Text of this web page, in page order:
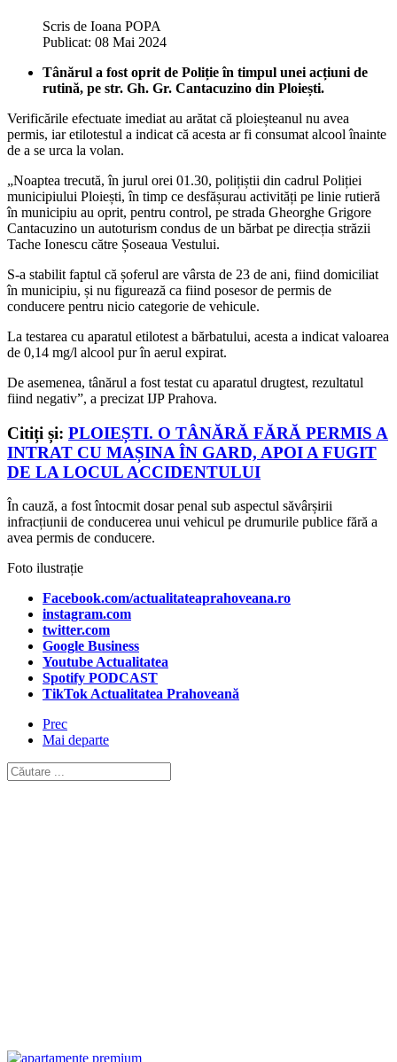
Scris de Ioana POPA
Publicat: 08 Mai 2024
Tânărul a fost oprit de Poliție în timpul unei acțiuni de
rutină, pe str. Gh. Gr. Cantacuzino din Ploiești.
Verificările efectuate imediat au arătat că ploieșteanul nu avea
permis, iar etilotestul a indicat că acesta ar fi consumat alcool înainte
de a se urca la volan.
„Noaptea trecută, în jurul orei 01.30, polițiștii din cadrul Poliției
municipiului Ploiești, în timp ce desfășurau activități pe linie rutieră
în municipiu au oprit, pentru control, pe strada Gheorghe Grigore
Cantacuzino un autoturism condus de un bărbat pe direcția străzii
Tache Ionescu către Șoseaua Vestului.
S-a stabilit faptul că șoferul are vârsta de 23 de ani, fiind domiciliat
în municipiu, și nu figurează ca fiind posesor de permis de
conducere pentru nicio categorie de vehicule.
La testarea cu aparatul etilotest a bărbatului, acesta a indicat valoarea
de 0,14 mg/l alcool pur în aerul expirat.
De asemenea, tânărul a fost testat cu aparatul drugtest, rezultatul
fiind negativ”, a precizat IJP Prahova.
Citiți și: PLOIEȘTI. O TÂNĂRĂ FĂRĂ PERMIS A
INTRAT CU MAȘINA ÎN GARD, APOI A FUGIT
DE LA LOCUL ACCIDENTULUI
În cauză, a fost întocmit dosar penal sub aspectul săvârșirii
infracțiunii de conducerea unui vehicul pe drumurile publice fără a
avea permis de conducere.
Foto ilustrație
Facebook.com/actualitateaprahoveana.ro
instagram.com
twitter.com
Google Business
Youtube Actualitatea
Spotify PODCAST
TikTok Actualitatea Prahoveană
Prec
Mai departe